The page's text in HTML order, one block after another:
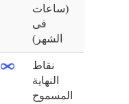
(ساعات
فى
الشهر)
نقاط
النهاية
المسموح